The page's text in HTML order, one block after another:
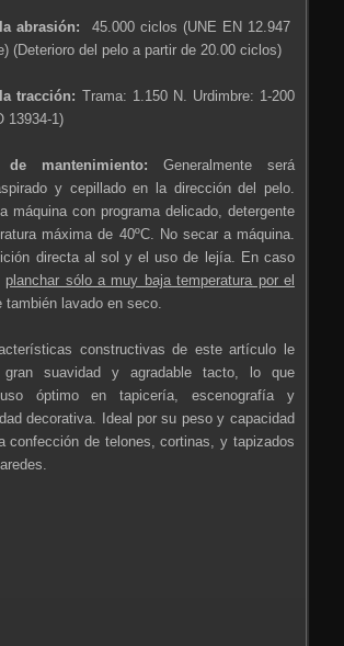
abrasión:
45.000 ciclos (UNE EN 12.947
(Deterioro del pelo a partir de 20.00 ciclos)
tracción: Trama: 1.150 N. Urdimbre: 1-200
13934-1)
de mantenimiento: Generalmente será
y cepillado en la dirección del pelo.
máquina con programa delicado, detergente
máxima de 40ºC. No secar a máquina.
directa al sol y el uso de lejía. En caso
planchar sólo a muy baja temperatura por el
también lavado en seco.
constructivas de este artículo le
gran suavidad y agradable tacto, lo que
óptimo en tapicería, escenografía y
decorativa. Ideal por su peso y capacidad
confección de telones, cortinas, y tapizados